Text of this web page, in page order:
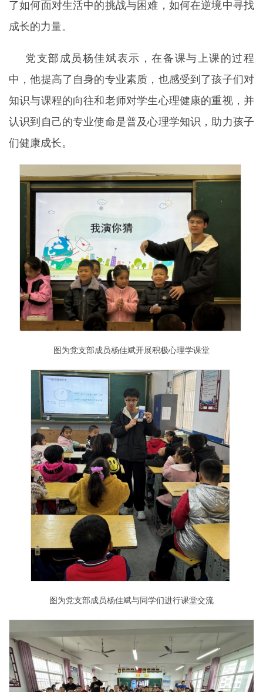
了如何面对生活中的挑战与困难，如何在逆境中寻找
成长的力量。
党支部成员杨佳斌表示，在备课与上课的过程
中，他提高了自身的专业素质，也感受到了孩子们对
知识与课程的向往和老师对学生心理健康的重视，并
认识到自己的专业使命是普及心理学知识，助力孩子
们健康成长。
图为党支部成员杨佳斌开展积极心理学课堂
图为党支部成员杨佳斌与同学们进行课堂交流